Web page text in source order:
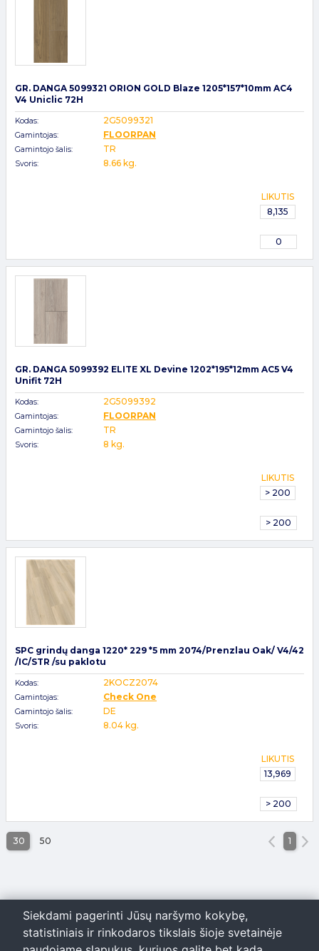
GR. DANGA 5099321 ORION GOLD Blaze 1205*157*10mm AC4
V4 Uniclic 72H
Kodas: 2G5099321
Gamintojas: FLOORPAN
Gamintojo šalis: TR
Svoris: 8.66 kg.
LIKUTIS
8,135
0
GR. DANGA 5099392 ELITE XL Devine 1202*195*12mm AC5 V4
Unifit 72H
Kodas: 2G5099392
Gamintojas: FLOORPAN
Gamintojo šalis: TR
Svoris: 8 kg.
LIKUTIS
> 200
> 200
SPC grindų danga 1220* 229 *5 mm 2074/Prenzlau Oak/ V4/42
/IC/STR /su paklotu
Kodas: 2KOCZ2074
Gamintojas: Check One
Gamintojo šalis: DE
Svoris: 8.04 kg.
LIKUTIS
13,969
> 200
30 50 1
Siekdami pagerinti Jūsų naršymo kokybę,
statistiniais ir rinkodaros tikslais šioje svetainėje